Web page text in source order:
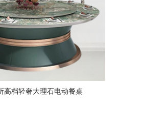
高档轻奢大理石电动餐桌